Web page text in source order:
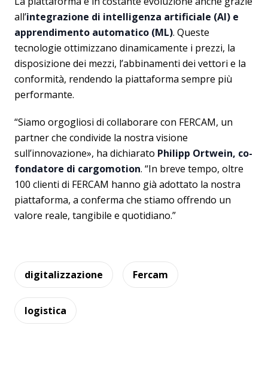
all’integrazione di intelligenza artificiale (AI) e
apprendimento automatico (ML). Queste
tecnologie ottimizzano dinamicamente i prezzi, la
disposizione dei mezzi, l’abbinamenti dei vettori e la
conformità, rendendo la piattaforma sempre più
performante.
“Siamo orgogliosi di collaborare con FERCAM, un
partner che condivide la nostra visione
sull’innovazione», ha dichiarato Philipp Ortwein, co-
fondatore di cargomotion. “In breve tempo, oltre
100 clienti di FERCAM hanno già adottato la nostra
piattaforma, a conferma che stiamo offrendo un
valore reale, tangibile e quotidiano.”
digitalizzazione Fercam
logistica